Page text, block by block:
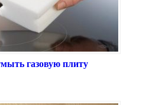
газовую плиту